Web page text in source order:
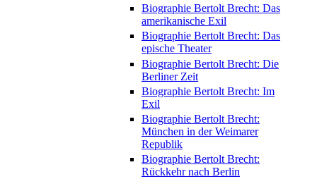
Biographie Bertolt Brecht: Das
amerikanische Exil
Biographie Bertolt Brecht: Das
epische Theater
Biographie Bertolt Brecht: Die
Berliner Zeit
Biographie Bertolt Brecht: Im
Exil
Biographie Bertolt Brecht:
München in der Weimarer
Republik
Biographie Bertolt Brecht:
Rückkehr nach Berlin